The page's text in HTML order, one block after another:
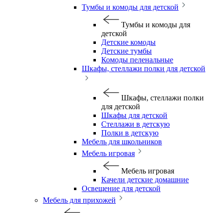
Тумбы и комоды для детской
Тумбы и комоды для
детской
Детские комоды
Детские тумбы
Комоды пеленальные
Шкафы, стеллажи полки для детской
Шкафы, стеллажи полки
для детской
Шкафы для детской
Стеллажи в детскую
Полки в детскую
Мебель для школьников
Мебель игровая
Мебель игровая
Качели детские домашние
Освещение для детской
Мебель для прихожей